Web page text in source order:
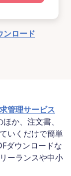
ンロード
管理サービス
か、注文書、
いくだけで簡単
ダウンロードな
ーランスや中小